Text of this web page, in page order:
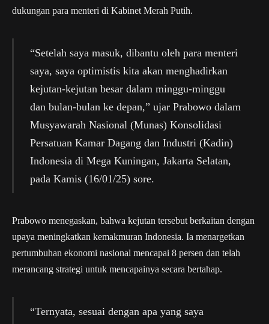
dukungan para menteri di Kabinet Merah Putih.
“Setelah saya masuk, dibantu oleh para menteri
saya, saya optimistis kita akan menghadirkan
kejutan-kejutan besar dalam minggu-minggu
dan bulan-bulan ke depan,” ujar Prabowo dalam
Musyawarah Nasional (Munas) Konsolidasi
Persatuan Kamar Dagang dan Industri (Kadin)
Indonesia di Mega Kuningan, Jakarta Selatan,
pada Kamis (16/01/25) sore.
Prabowo menegaskan, bahwa kejutan tersebut berkaitan dengan
upaya meningkatkan kemakmuran Indonesia. Ia menargetkan
pertumbuhan ekonomi nasional mencapai 8 persen dan telah
merancang strategi untuk mencapainya secara bertahap.
“Ternyata, sesuai dengan apa yang saya